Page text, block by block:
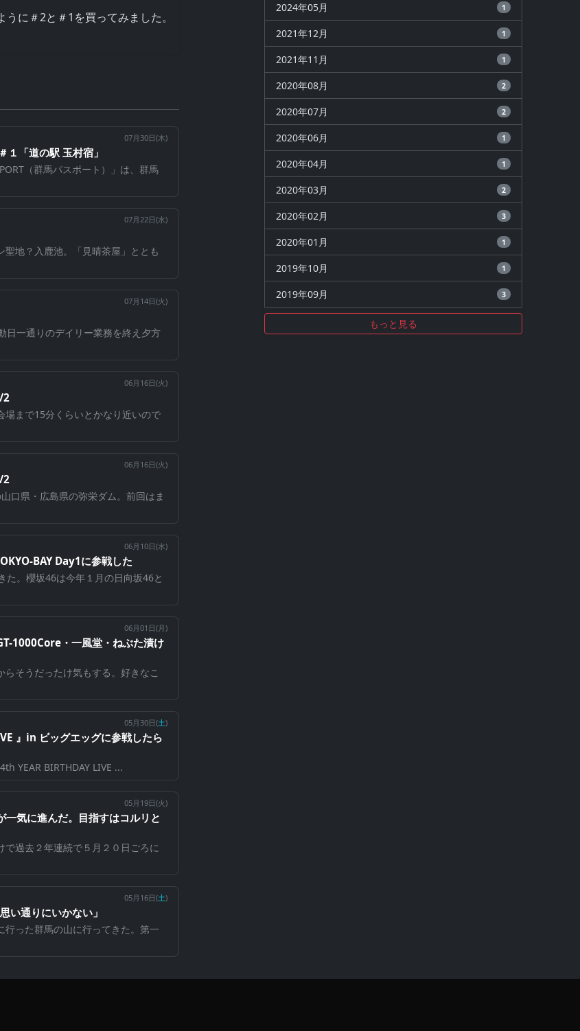
に＃2と＃1を買ってみました。
07月30日(木)
「道の駅 玉村宿」
（群馬パスポート）」は、群馬
07月22日(水)
地？入鹿池。「見晴茶屋」ととも
07月14日(火)
日一通りのデイリー業務を終え夕方
06月16日(火)
2
まで15分くらいとかなり近いので
06月16日(火)
2
口県・広島県の弥栄ダム。前回はま
06月10日(水)
BAY Day1に参戦した
た。櫻坂46は今年１月の日向坂46と
06月01日(月)
1000Core・一風堂・ねぶた漬け
そうだったけ気もする。好きなこ
05月30日(土)
』in ビッグエッグに参戦したら
YEAR BIRTHDAY LIVE ...
05月19日(火)
気に進んだ。目指すはコルリと
で過去２年連続で５月２０日ごろに
05月16日(土)
い通りにいかない」
った群馬の山に行ってきた。第一
2024年05月 1
2021年12月 1
2021年11月 1
2020年08月 2
2020年07月 2
2020年06月 1
2020年04月 1
2020年03月 2
2020年02月 3
2020年01月 1
2019年10月 1
2019年09月 3
もっと見る